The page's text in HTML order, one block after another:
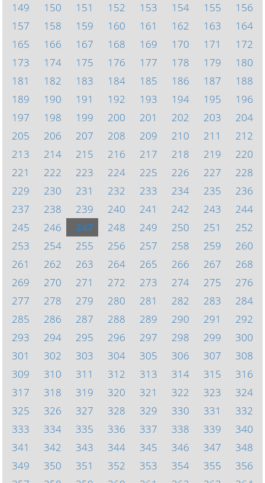
149
150 151 152 153 154 155
156
157
158 159 160 161 162 163
164
165
166 167 168 169 170 171
172
173
174 175 176 177 178 179
180
181
182 183 184 185 186 187
188
189
190 191 192 193 194 195
196
197
198 199 200 201 202 203
204
205
206 207 208 209 210 211
212
213
214 215 216 217 218 219
220
221
222 223 224 225 226 227
228
229
230 231 232 233 234 235
236
237
238 239 240 241 242 243
244
245
246 247 248 249 250 251
252
253
254 255 256 257 258 259
260
261
262 263 264 265 266 267
268
269
270 271 272 273 274 275
276
277
278 279 280 281 282 283
284
285
286 287 288 289 290 291
292
293
294 295 296 297 298 299
300
301
302 303 304 305 306 307
308
309
310 311 312 313 314 315
316
317
318 319 320 321 322 323
324
325
326 327 328 329 330 331
332
333
334 335 336 337 338 339
340
341
342 343 344 345 346 347
348
349
350 351 352 353 354 355
356